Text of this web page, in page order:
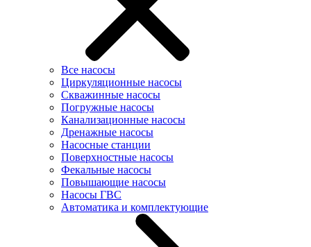
Все насосы
Циркуляционные насосы
Скважинные насосы
Погружные насосы
Канализационные насосы
Дренажные насосы
Насосные станции
Поверхностные насосы
Фекальные насосы
Повышающие насосы
Насосы ГВС
Автоматика и комплектующие